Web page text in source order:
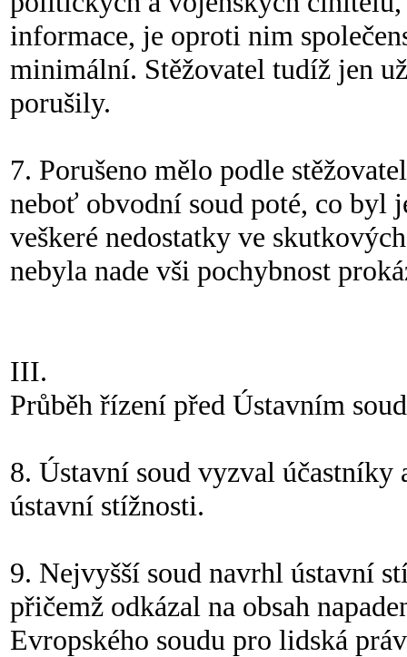
informace, je oproti nim
minimální. Stěžovatel tudíž jen
porušily.
7. Porušeno mělo podle
neboť obvodní soud poté, co byl
veškeré nedostatky ve
nebyla nade vši pochybnost
III.
Průběh řízení před Ústavním
8. Ústavní soud vyzval
ústavní stížnosti.
9. Nejvyšší soud navrhl ústavní
přičemž odkázal na obsah
Evropského soudu pro lidská